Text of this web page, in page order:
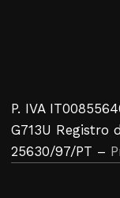
P. IVA
G713U Registro
25630/97/PT –